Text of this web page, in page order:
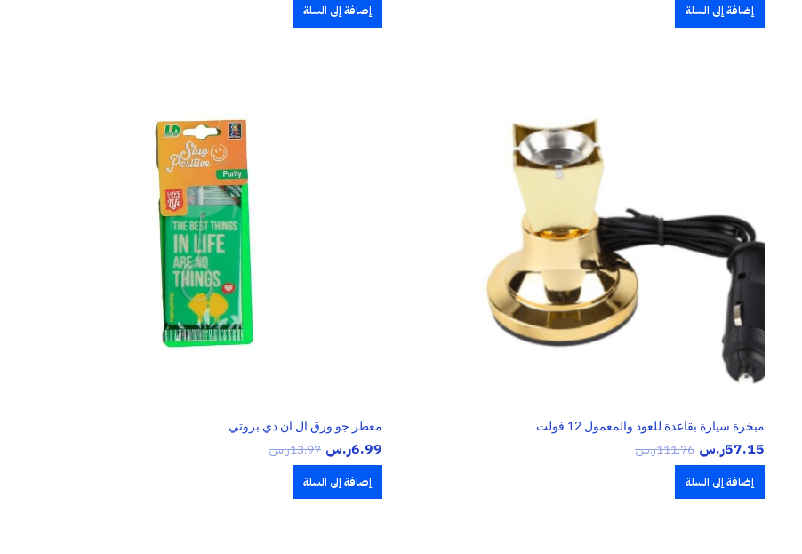
إضافة إلى السلة إضافة إلى السلة
مبخرة سيارة بقاعدة للعود والمعمول 12 فولت
57.15ر.س 111.76ر.س
إضافة إلى السلة
معطر جو ورق ال ان دي بروتي
6.99ر.س 13.97ر.س
إضافة إلى السلة